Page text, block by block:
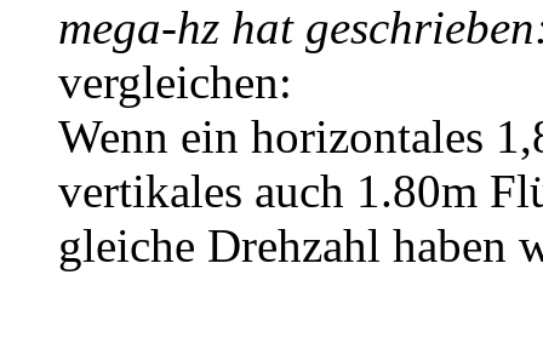
mega-hz hat
vergleichen:
Wenn ein horizontales
vertikales auch 1.80m
gleiche Drehzahl haben